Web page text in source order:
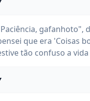
gafanhoto",
que era 'Coisas
tão confuso a